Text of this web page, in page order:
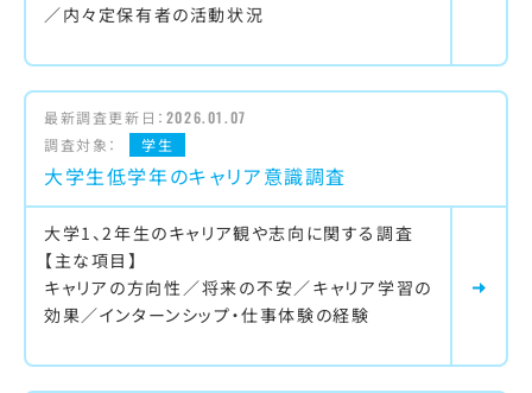
／内々定保有者の活動状況
最新調査更新日： 2026.01.07
調査対象：
学生
大学生低学年のキャリア意識調査
大学1、2年生のキャリア観や志向に関する調査
【主な項目】
キャリアの方向性／将来の不安／キャリア学習の
効果／インターンシップ・仕事体験の経験